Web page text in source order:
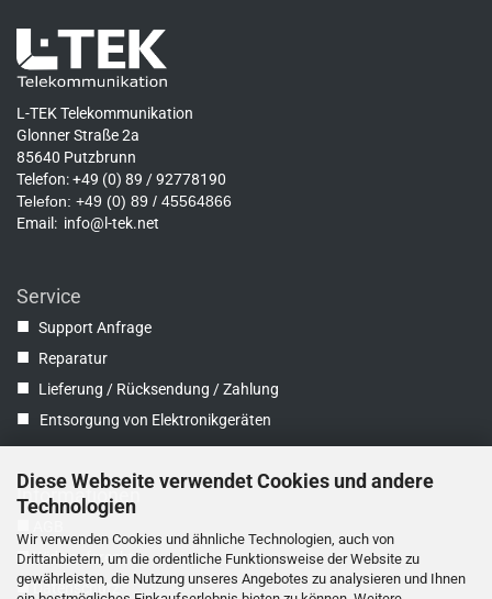
Diese Webseite verwendet Cookies und andere
Technologien
Wir verwenden Cookies und ähnliche Technologien, auch von
Drittanbietern, um die ordentliche Funktionsweise der Website zu
gewährleisten, die Nutzung unseres Angebotes zu analysieren und Ihnen
L-TEK Telekommunikation
Glonner Straße 2a
85640 Putzbrunn
Telefon: +49 (0) 89 / 92778190
Telefon: +49 (0) 89 / 45564866
Email: info@l-tek.net
Service
■ Support Anfrage
■ Reparatur
■ Lieferung / Rücksendung / Zahlung
■ Entsorgung von Elektronikgeräten
Informationen
■Widerrufsrecht
■Datenschutz